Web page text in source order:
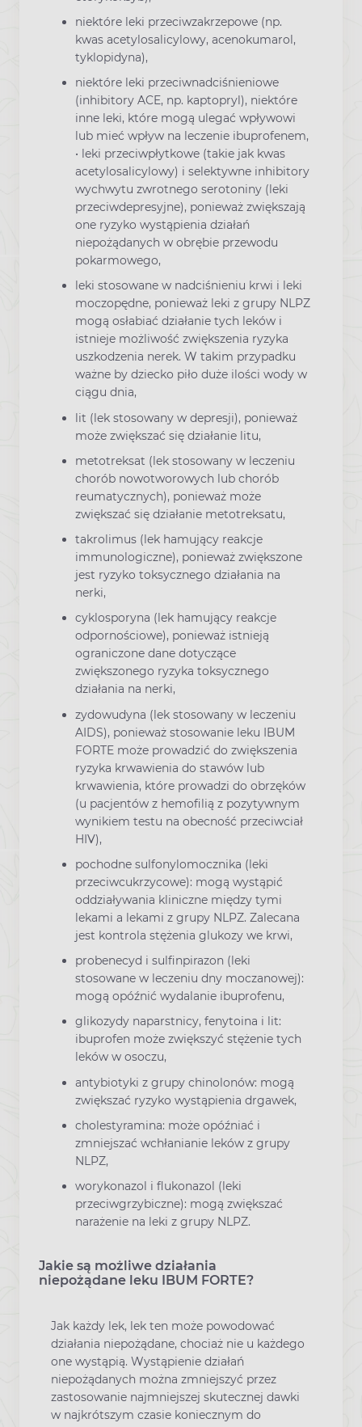
niektóre leki przeciwzakrzepowe (np.
kwas acetylosalicylowy, acenokumarol,
tyklopidyna),
niektóre leki przeciwnadciśnieniowe
(inhibitory ACE, np. kaptopryl), niektóre
inne leki, które mogą ulegać wpływowi
lub mieć wpływ na leczenie ibuprofenem,
• leki przeciwpłytkowe (takie jak kwas
acetylosalicylowy) i selektywne inhibitory
wychwytu zwrotnego serotoniny (leki
przeciwdepresyjne), ponieważ zwiększają
one ryzyko wystąpienia działań
niepożądanych w obrębie przewodu
pokarmowego,
leki stosowane w nadciśnieniu krwi i leki
moczopędne, ponieważ leki z grupy NLPZ
mogą osłabiać działanie tych leków i
istnieje możliwość zwiększenia ryzyka
uszkodzenia nerek. W takim przypadku
ważne by dziecko piło duże ilości wody w
ciągu dnia,
lit (lek stosowany w depresji), ponieważ
może zwiększać się działanie litu,
metotreksat (lek stosowany w leczeniu
chorób nowotworowych lub chorób
reumatycznych), ponieważ może
zwiększać się działanie metotreksatu,
takrolimus (lek hamujący reakcje
immunologiczne), ponieważ zwiększone
jest ryzyko toksycznego działania na
nerki,
cyklosporyna (lek hamujący reakcje
odpornościowe), ponieważ istnieją
ograniczone dane dotyczące
zwiększonego ryzyka toksycznego
działania na nerki,
zydowudyna (lek stosowany w leczeniu
AIDS), ponieważ stosowanie leku IBUM
FORTE może prowadzić do zwiększenia
ryzyka krwawienia do stawów lub
krwawienia, które prowadzi do obrzęków
(u pacjentów z hemofilią z pozytywnym
wynikiem testu na obecność przeciwciał
HIV),
pochodne sulfonylomocznika (leki
przeciwcukrzycowe): mogą wystąpić
oddziaływania kliniczne między tymi
lekami a lekami z grupy NLPZ. Zalecana
jest kontrola stężenia glukozy we krwi,
probenecyd i sulfinpirazon (leki
stosowane w leczeniu dny moczanowej):
mogą opóźnić wydalanie ibuprofenu,
glikozydy naparstnicy, fenytoina i lit:
ibuprofen może zwiększyć stężenie tych
leków w osoczu,
antybiotyki z grupy chinolonów: mogą
zwiększać ryzyko wystąpienia drgawek,
cholestyramina: może opóźniać i
zmniejszać wchłanianie leków z grupy
NLPZ,
worykonazol i flukonazol (leki
przeciwgrzybiczne): mogą zwiększać
narażenie na leki z grupy NLPZ.
Jakie są możliwe działania
niepożądane leku IBUM FORTE?
Jak każdy lek, lek ten może powodować
działania niepożądane, chociaż nie u każdego
one wystąpią. Wystąpienie działań
niepożądanych można zmniejszyć przez
zastosowanie najmniejszej skutecznej dawki
w najkrótszym czasie koniecznym do